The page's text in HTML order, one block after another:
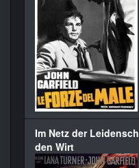
Im Netz der
den Wirt